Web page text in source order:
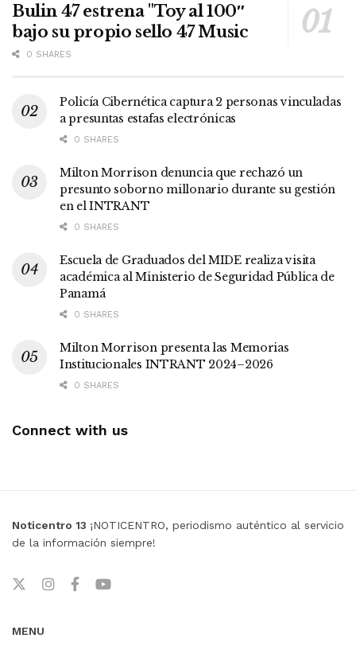
Bulin 47 estrena "Toy al 100″
bajo su propio sello 47 Music
0 SHARES
Policía Cibernética captura 2 personas vinculadas
a presuntas estafas electrónicas
0 SHARES
Milton Morrison denuncia que rechazó un
presunto soborno millonario durante su gestión
en el INTRANT
0 SHARES
Escuela de Graduados del MIDE realiza visita
académica al Ministerio de Seguridad Pública de
Panamá
0 SHARES
Milton Morrison presenta las Memorias
Institucionales INTRANT 2024–2026
0 SHARES
Connect with us
Noticentro 13 ¡NOTICENTRO, periodismo auténtico al servicio
de la información siempre!
MENU